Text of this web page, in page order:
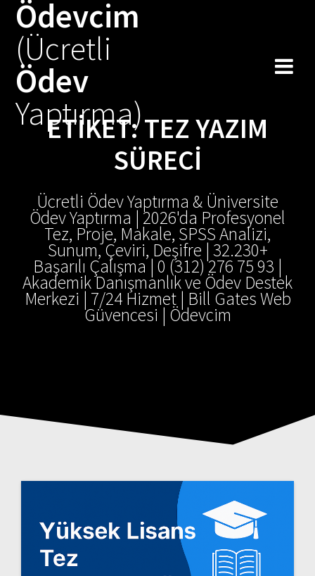
Ödevcim
(Ücretli
Ödev
Yaptırma)
ETIKET:TEZ YAZIM
SÜRECI
Ücretli Ödev Yaptırma & Üniversite
Ödev Yaptırma | 2026'da Profesyonel
Tez, Proje, Makale, SPSS Analizi,
Sunum, Çeviri, Deşifre | 32.230+
Başarılı Çalışma | 0 (312) 276 75 93 |
Akademik Danışmanlık ve Ödev Destek
Merkezi | 7/24 Hizmet | Bill Gates Web
Güvencesi | Ödevcim